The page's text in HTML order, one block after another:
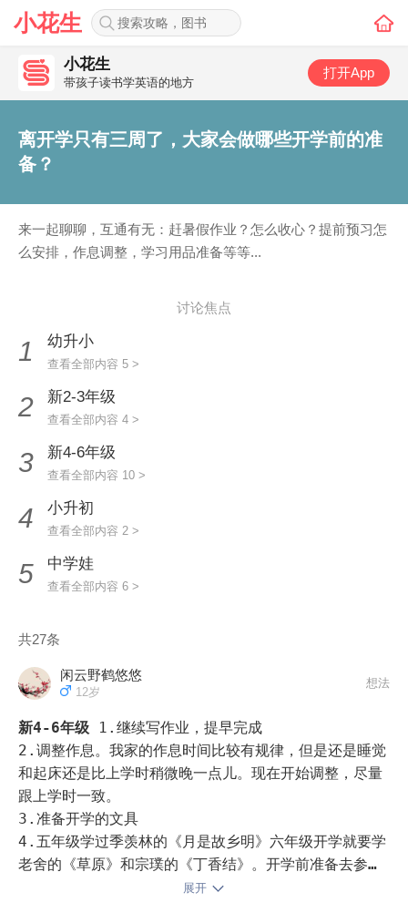
小花生
小花生
带孩子读书学英语的地方
打开App
离开学只有三周了，大家会做哪些开学前的准
备？
来一起聊聊，互通有无：赶暑假作业？怎么收心？提前预习怎
么安排，作息调整，学习用品准备等等...
讨论焦点
1 幼升小
查看全部内容 5 >
2 新2-3年级
查看全部内容 4 >
3 新4-6年级
查看全部内容 10 >
4 小升初
查看全部内容 2 >
5 中学娃
查看全部内容 6 >
共27条
闲云野鹤悠悠
12岁
想法
新4-6年级
1.继续写作业，提早完成
2.调整作息。我家的作息时间比较有规律，但是还是睡觉
和起床还是比上学时稍微晚一点儿。现在开始调整，尽量
跟上学时一致。
3.准备开学的文具
4.五年级学过季羡林的《月是故乡明》六年级开学就要学
老舍的《草原》和宗璞的《丁香结》。开学前准备去参观
一下老舍故居和北大的朗润园和燕南园
展开